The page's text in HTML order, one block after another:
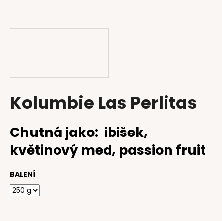
Kolumbie Las Perlitas
Chutná jako: ibišek,
květinový med, passion fruit
BALENÍ
j
D
o
p
o